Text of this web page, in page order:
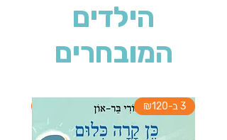
הילדים
המובחרים
3 ב-₪120